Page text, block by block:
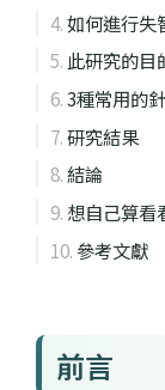
如何進行失
此研究的目
3種常用的
研究結果
結論
想自己算看
參考文獻
前言